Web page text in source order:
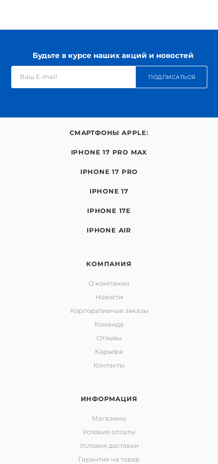
Будьте в курсе наших акций и новостей
ПОДПИСАТЬСЯ
СМАРТФОНЫ APPLE:
IPHONE 17 PRO MAX
IPHONE 17 PRO
IPHONE 17
IPHONE 17E
IPHONE AIR
КОМПАНИЯ
О компании
Новости
Корпоративные заказы
Команда
Отзывы
Карьера
Контакты
ИНФОРМАЦИЯ
Магазины
Условия оплаты
Условия доставки
Гарантия на товар